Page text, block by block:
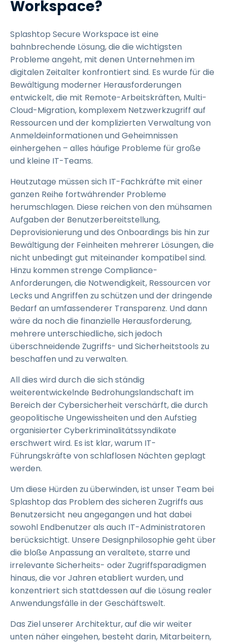
Workspace?
Splashtop Secure Workspace ist eine
bahnbrechende Lösung, die die wichtigsten
Probleme angeht, mit denen Unternehmen im
digitalen Zeitalter konfrontiert sind. Es wurde für die
Bewältigung moderner Herausforderungen
entwickelt, die mit Remote-Arbeitskräften, Multi-
Cloud-Migration, komplexem Netzwerkzugriff auf
Ressourcen und der komplizierten Verwaltung von
Anmeldeinformationen und Geheimnissen
einhergehen – alles häufige Probleme für große
und kleine IT-Teams.
Heutzutage müssen sich IT-Fachkräfte mit einer
ganzen Reihe fortwährender Probleme
herumschlagen. Diese reichen von den mühsamen
Aufgaben der Benutzerbereitstellung,
Deprovisionierung und des Onboardings bis hin zur
Bewältigung der Feinheiten mehrerer Lösungen, die
nicht unbedingt gut miteinander kompatibel sind.
Hinzu kommen strenge Compliance-
Anforderungen, die Notwendigkeit, Ressourcen vor
Lecks und Angriffen zu schützen und der dringende
Bedarf an umfassenderer Transparenz. Und dann
wäre da noch die finanzielle Herausforderung,
mehrere unterschiedliche, sich jedoch
überschneidende Zugriffs- und Sicherheitstools zu
beschaffen und zu verwalten.
All dies wird durch die sich ständig
weiterentwickelnde Bedrohungslandschaft im
Bereich der Cybersicherheit verschärft, die durch
geopolitische Ungewissheiten und den Aufstieg
organisierter Cyberkriminalitätssyndikate
erschwert wird. Es ist klar, warum IT-
Führungskräfte von schlaflosen Nächten geplagt
werden.
Um diese Hürden zu überwinden, ist unser Team bei
Splashtop das Problem des sicheren Zugriffs aus
Benutzersicht neu angegangen und hat dabei
sowohl Endbenutzer als auch IT-Administratoren
berücksichtigt. Unsere Designphilosophie geht über
die bloße Anpassung an veraltete, starre und
irrelevante Sicherheits- oder Zugriffsparadigmen
hinaus, die vor Jahren etabliert wurden, und
konzentriert sich stattdessen auf die Lösung realer
Anwendungsfälle in der Geschäftswelt.
Das Ziel unserer Architektur, auf die wir weiter
unten näher eingehen, besteht darin, Mitarbeitern,